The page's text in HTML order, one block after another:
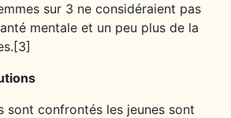
sur 3 ne considéraient pas
mentale et un peu plus de la
sont confrontés les jeunes sont